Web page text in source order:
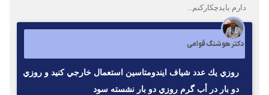
دارم بایدچکارکنم...
دکتر هوشنگ قوامی
روزي يك عدد شياف ايندومتاسين استعمال خارجي كنيد و روزي
دو بار در أب گرم روزي دو بار نشسته سود